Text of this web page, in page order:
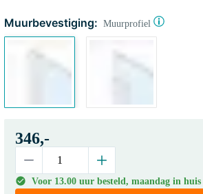
Muurbevestiging: Muurprofiel
346,-
Voor 13.00 uur besteld, maandag in huis